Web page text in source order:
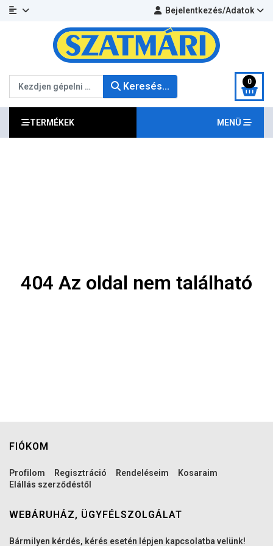
Bejelentkezés/Adatok
Keresés... 0
TERMÉKEK MENÜ
404 Az oldal nem található
FIÓKOM
Profilom Regisztráció Rendeléseim
Kosaraim
Elállás szerződéstől
WEBÁRUHÁZ, ÜGYFÉLSZOLGÁLAT
Bármilyen kérdés, kérés esetén lépjen kapcsolatba velünk!